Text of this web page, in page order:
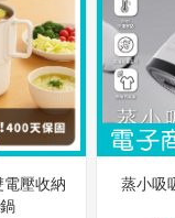
電壓收納
蒸小吸